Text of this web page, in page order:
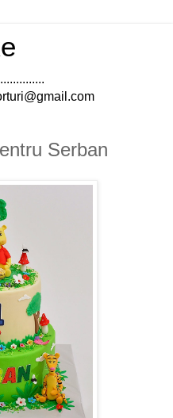
Serban